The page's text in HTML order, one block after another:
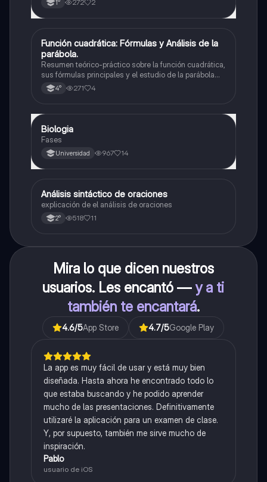
1° 272 2
Matemáticas
Función cuadrática: Fórmulas y Análisis de la
parábola.
Resumen teórico-práctico sobre la función cuadrática,
sus fórmulas principales y el estudio de la parábola
como representación gráfica.Incluye desarrollo de la
forma general, cálculo de raíces, vértice y elementos
4° 271 4
Biología
Biologia
Fases
Universidad 967 14
Lengua
Análisis sintáctico de oraciones
explicación de el análisis de oraciones
2° 518 11
Mira lo que dicen nuestros
usuarios. Les encantó —y a ti
también te encantará.
4.6/5App Store 4.7/5Google Play
La app es muy fácil de usar y está muy bien
diseñada. Hasta ahora he encontrado todo lo
que estaba buscando y he podido aprender
mucho de las presentaciones. Definitivamente
utilizaré la aplicación para un examen de clase.
Y, por supuesto, también me sirve mucho de
inspiración.
Pablo
usuario de iOS